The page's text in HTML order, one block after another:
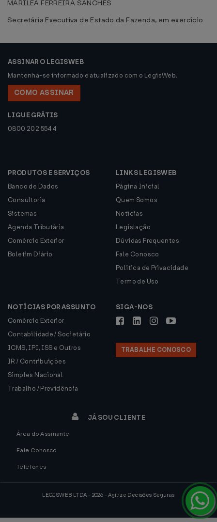
MARILÉA FERREIRA SANCHES
Secretária Executiva de Estado da Fazenda, em exercício
ASSINAR O LEGISWEB
Mantenha-se informado e atualizado com o LegisWeb.
COMO ASSINAR
LIGUE GRÁTIS
0800 202 5544
PRODUTOS E SERVIÇOS
Banco de Dados
Consultoria
Sistemas
Agenda Tributária
Comércio Exterior
Boletim Diário
LINKS LEGISWEB
Página Inicial
Quem Somos
Notícias
Legislação
Dúvidas Frequentes
Fale Conosco
Política de Privacidade
Termo de Uso
NOTÍCIAS POR ASSUNTO
Comércio Exterior
Contabilidade / Societário
ICMS, IPI, ISS e Outros
IR / Contribuições
Simples Nacional
Trabalho / Previdência
SIGA-NOS
TRABALHE CONOSCO
JÁ SOU CLIENTE
Área do Assinante
Fale Conosco
Telefones
LEGISWEB LTDA - 2026 - Agilize Decisões Seguras